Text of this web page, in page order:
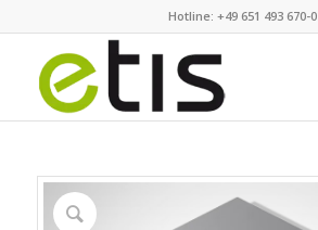
Hotline: +49 651 493 670-0